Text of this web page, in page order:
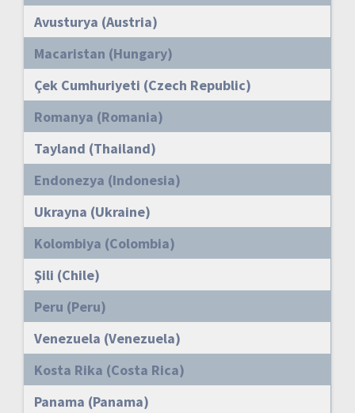
Avusturya (Austria)
Macaristan (Hungary)
Çek Cumhuriyeti (Czech Republic)
Romanya (Romania)
Tayland (Thailand)
Endonezya (Indonesia)
Ukrayna (Ukraine)
Kolombiya (Colombia)
Şili (Chile)
Peru (Peru)
Venezuela (Venezuela)
Kosta Rika (Costa Rica)
Panama (Panama)